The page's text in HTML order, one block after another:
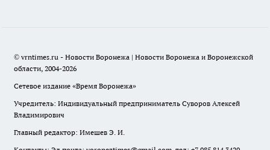
© vrntimes.ru - Новости Воронежа | Новости Воронежа и Воронежской
области, 2004-2026
Сетевое издание «Время Воронежа»
Учредитель: Индивидуальный предприниматель Суворов Алексей
Владимирович
Главный редактор: Имешев Э. И.